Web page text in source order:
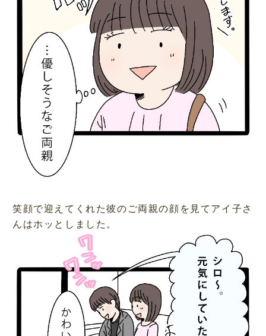
笑顔で迎えてくれた彼のご両親の顔を見てアイ子さ
んはホッとしました。